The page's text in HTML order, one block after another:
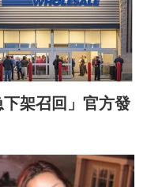
架召回」官方發